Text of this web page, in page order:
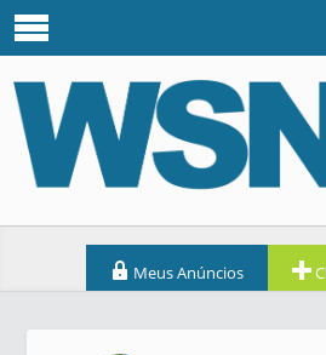
Meus Anúncios